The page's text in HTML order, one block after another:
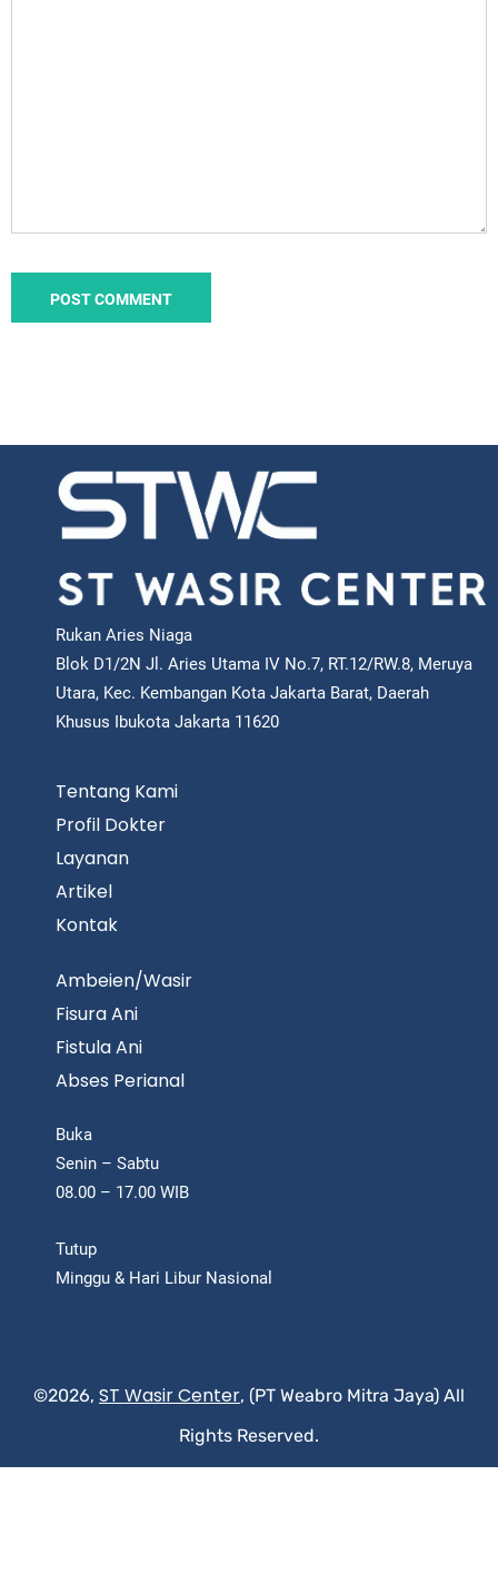
Rukan Aries Niaga
Blok D1/2N Jl. Aries Utama IV No.7, RT.12/RW.8, Meruya
Utara, Kec. Kembangan Kota Jakarta Barat, Daerah
Khusus Ibukota Jakarta 11620
Tentang Kami
Profil Dokter
Layanan
Artikel
Kontak
Ambeien/Wasir
Fisura Ani
Fistula Ani
Abses Perianal
Buka
Senin – Sabtu
08.00 – 17.00 WIB
Tutup
Minggu & Hari Libur Nasional
©2026, ST Wasir Center, (PT Weabro Mitra Jaya) All
Rights Reserved.